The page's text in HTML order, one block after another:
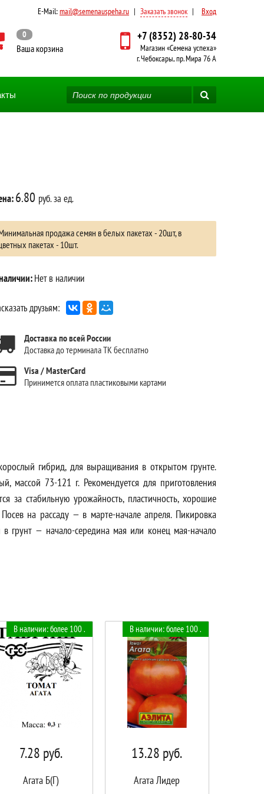
E-Mail:mail@semenauspeha.ru | Заказать звонок | Вход
0
Ваша корзина
+7 (8352) 28-80-34
Магазин «Семена успеха»
г. Чебоксары, пр. Мира 76 А
6.80 руб. за ед.
продажа семян в белых пакетах - 20шт, в
пакетах - 10шт.
Нет в наличии
друзьям:
Доставка по всей России
Доставка до терминала ТК бесплатно
Visa / MasterCard
Принимется оплата пластиковыми картами
гибрид, для выращивания в открытом грунте.
массой 73-121 г. Рекомендуется для приготовления
за стабильную урожайность, пластичность, хорошие
на рассаду — в марте-начале апреля. Пикировка
грунт — начало-середина мая или конец мая-начало
В наличии: более 100 .
7.28 руб.
Агата Б(Г)
В наличии: более 100 .
13.28 руб.
Агата Лидер